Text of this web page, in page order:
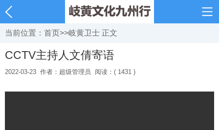
当前位置： 首页>>岐黄卫士 正文
CCTV主持人文倩寄语
2022-03-23 作者：超级管理员 阅读：( 1431 )